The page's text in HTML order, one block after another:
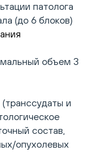
патолога
(до 6 блоков)
объем 3
и
состав,
опухолевых